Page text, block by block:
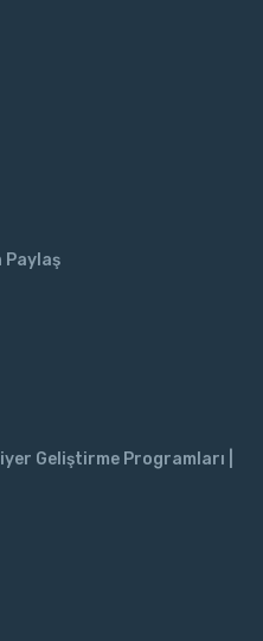
Paylaş
Geliştirme Programları |